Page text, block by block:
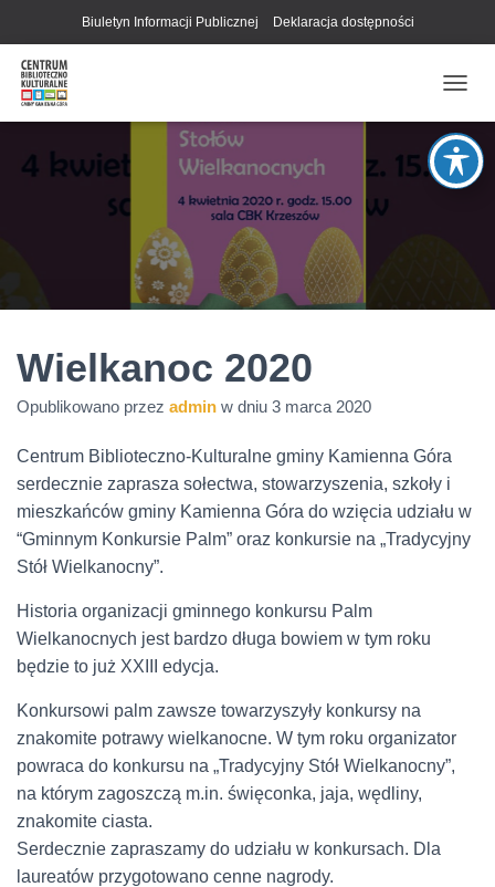
Biuletyn Informacji Publicznej Deklaracja dostępności
R
Z
E
Ł
W
Wielkanoc 2020
Opublikowano przez admin w dniu 3 marca 2020
Centrum Biblioteczno-Kulturalne gminy Kamienna Góra
serdecznie zaprasza sołectwa, stowarzyszenia, szkoły i
mieszkańców gminy Kamienna Góra do wzięcia udziału w
“Gminnym Konkursie Palm” oraz konkursie na „Tradycyjny
Stół Wielkanocny”.
Historia organizacji gminnego konkursu Palm
Wielkanocnych jest bardzo długa bowiem w tym roku
będzie to już XXIII edycja.
Konkursowi palm zawsze towarzyszyły konkursy na
znakomite potrawy wielkanocne. W tym roku organizator
powraca do konkursu na „Tradycyjny Stół Wielkanocny”,
na którym zagoszczą m.in. święconka, jaja, wędliny,
znakomite ciasta.
Serdecznie zapraszamy do udziału w konkursach. Dla
laureatów przygotowano cenne nagrody.